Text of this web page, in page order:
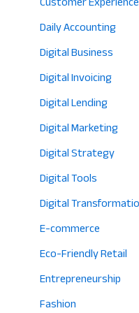
Daily Accounting
Digital Business
Digital Invoicing
Digital Lending
Digital Marketing
Digital Strategy
Digital Tools
Digital
E-commerce
Eco-Friendly Retail
Entrepreneurship
Fashion